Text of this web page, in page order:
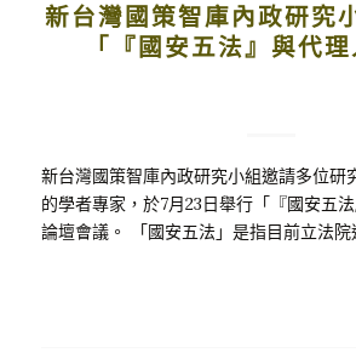
新台灣國策智庫內政研究
「『國安五法』與代理
新台灣國策智庫內政研究小組邀請多位研
的學者專家，於7月23日舉行「『國安五法
論壇會議。 「國安五法」是指目前立法